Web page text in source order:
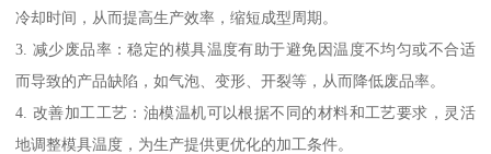
冷却时间，从而提高生产效率，缩短成型周期。
3. 减少废品率：稳定的模具温度有助于避免因温度不均匀或不合适
而导致的产品缺陷，如气泡、变形、开裂等，从而降低废品率。
4. 改善加工工艺：油模温机可以根据不同的材料和工艺要求，灵活
地调整模具温度，为生产提供更优化的加工条件。